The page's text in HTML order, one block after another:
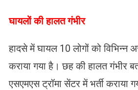
घायलों की हालत गंभीर
हादसे में घायल 10 लोगों को विभिन्न
कराया गया है। छह की हालत गंभीर
एसएमएस ट्रॉमा सेंटर में भर्ती कराया